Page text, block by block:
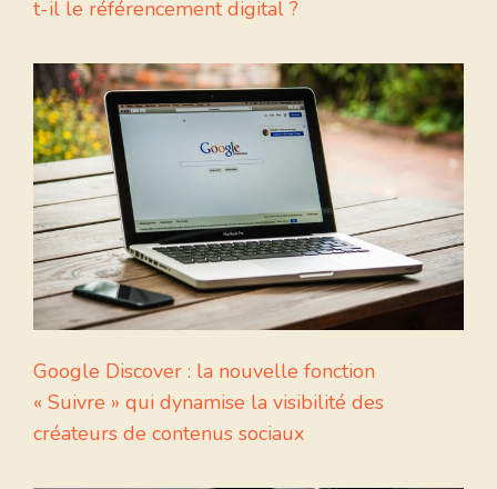
t-il le référencement digital ?
Google Discover : la nouvelle fonction
« Suivre » qui dynamise la visibilité des
créateurs de contenus sociaux